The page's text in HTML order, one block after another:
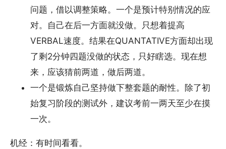
问题，借以调整策略。一个是预计特别情况的应
对。自己在后一方面就没做。只想着提高
VERBAL速度。结果在QUANTATIVE方面却出现
了剩2分钟四题没做的状态，只好瞎选。现在想
来，应该猜前两道，做后两道。
一个是锻炼自己坚持做下整套题的耐性。除了初
始复习阶段的测试外，建议考前一两天至少在摸
一次。
机经：有时间看看。